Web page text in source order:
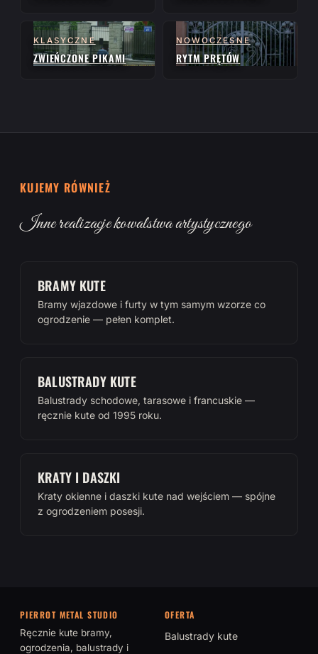
KLASYCZNE
ZWIEŃCZONE PIKAMI
NOWOCZESNE
RYTM PRĘTÓW
KUJEMY RÓWNIEŻ
Inne realizacje kowalstwa artystycznego
BRAMY KUTE
Bramy wjazdowe i furty w tym samym wzorze co
ogrodzenie — pełen komplet.
BALUSTRADY KUTE
Balustrady schodowe, tarasowe i francuskie —
ręcznie kute od 1995 roku.
KRATY I DASZKI
Kraty okienne i daszki kute nad wejściem — spójne
z ogrodzeniem posesji.
PIERROT METAL STUDIO
Ręcznie kute bramy,
ogrodzenia, balustrady i
OFERTA
Balustrady kute